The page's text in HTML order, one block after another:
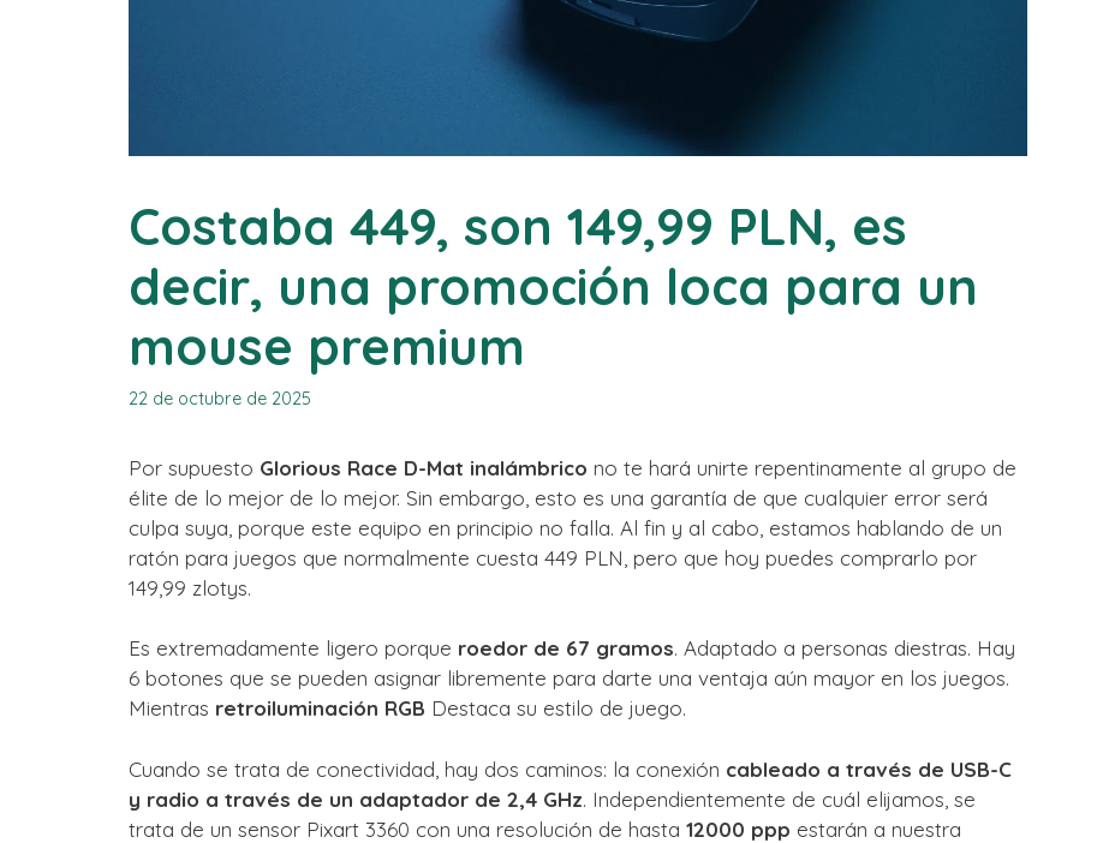
Costaba 449, son 149,99 PLN, es
decir, una promoción loca para un
mouse premium
22 de octubre de 2025
Por supuesto Glorious Race D-Mat inalámbrico no te hará unirte repentinamente al grupo de
élite de lo mejor de lo mejor. Sin embargo, esto es una garantía de que cualquier error será
culpa suya, porque este equipo en principio no falla. Al fin y al cabo, estamos hablando de un
ratón para juegos que normalmente cuesta 449 PLN, pero que hoy puedes comprarlo por
149,99 zlotys.
Es extremadamente ligero porque roedor de 67 gramos. Adaptado a personas diestras. Hay
6 botones que se pueden asignar libremente para darte una ventaja aún mayor en los juegos.
Mientras retroiluminación RGB Destaca su estilo de juego.
Cuando se trata de conectividad, hay dos caminos: la conexión cableado a través de USB-C
y radio a través de un adaptador de 2,4 GHz. Independientemente de cuál elijamos, se
trata de un sensor Pixart 3360 con una resolución de hasta 12000 ppp estarán a nuestra